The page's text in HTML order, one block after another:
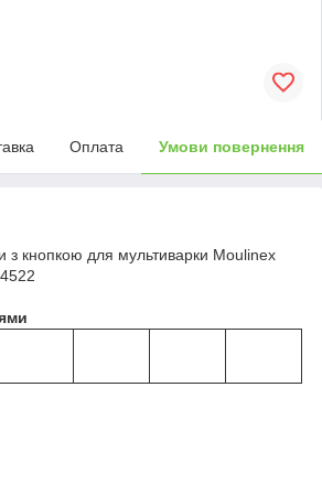
Оплата Умови повернення
з кнопкою для мультиварки Moulinex